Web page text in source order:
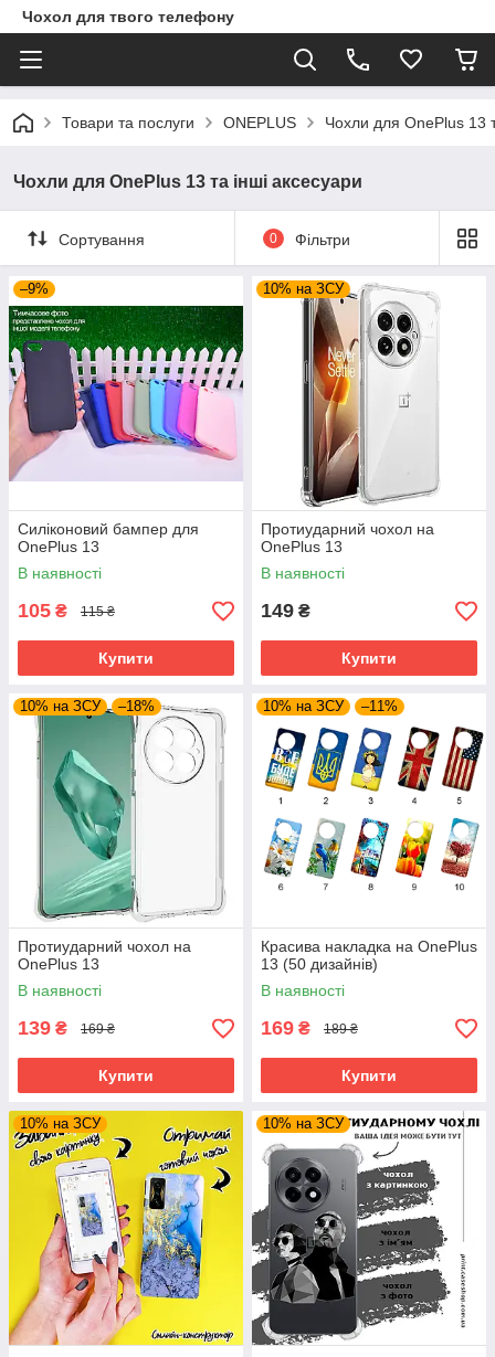
Чохол для твого телефону
Товари та послуги ONEPLUS Чохли для OnePlus 13
Чохли для OnePlus 13 та інші аксесуари
Сортування 0 Фільтри
–9%
Силіконовий бампер для
OnePlus 13
В наявності
105 ₴ 115 ₴
Купити
10% на ЗСУ
Протиударний чохол на
OnePlus 13
В наявності
149 ₴
Купити
10% на ЗСУ –18%
Протиударний чохол на
OnePlus 13
В наявності
139 ₴ 169 ₴
Купити
10% на ЗСУ –11%
Красива накладка на OnePlus
13 (50 дизайнів)
В наявності
169 ₴ 189 ₴
Купити
10% на ЗСУ 10% на ЗСУ